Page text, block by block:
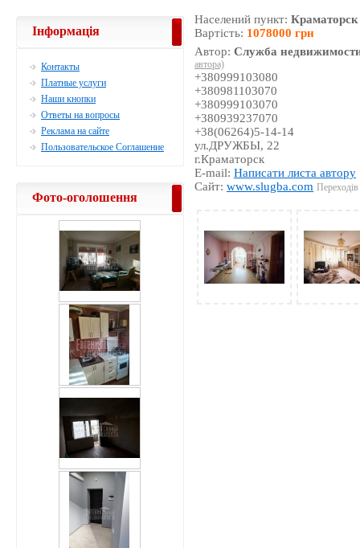
Населений пункт:Краматорск
Вартість: 1078000 грн
Автор:Служба
автора)
+380999103080
+380981103070
+380999103070
+380939237070
+38(06264)5-14-14
ул.ДРУЖБЫ, 22
г.Краматорск
E-mail:Написати листа автору
Сайт:www.slugba.com
Інформація
Контакты
Платные услуги
Наши кнопки
Ответы на вопросы
Реклама на сайте
Пользовательское Соглашение
Фото-оголошення